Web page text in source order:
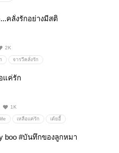
คลั่งรักอย่างมีสติ
2K
จารวีคลั่งรัก
แค่รัก
1K
เหลือแค่รัก เต้ยอี้
boo #บันทึกของลูกหมา